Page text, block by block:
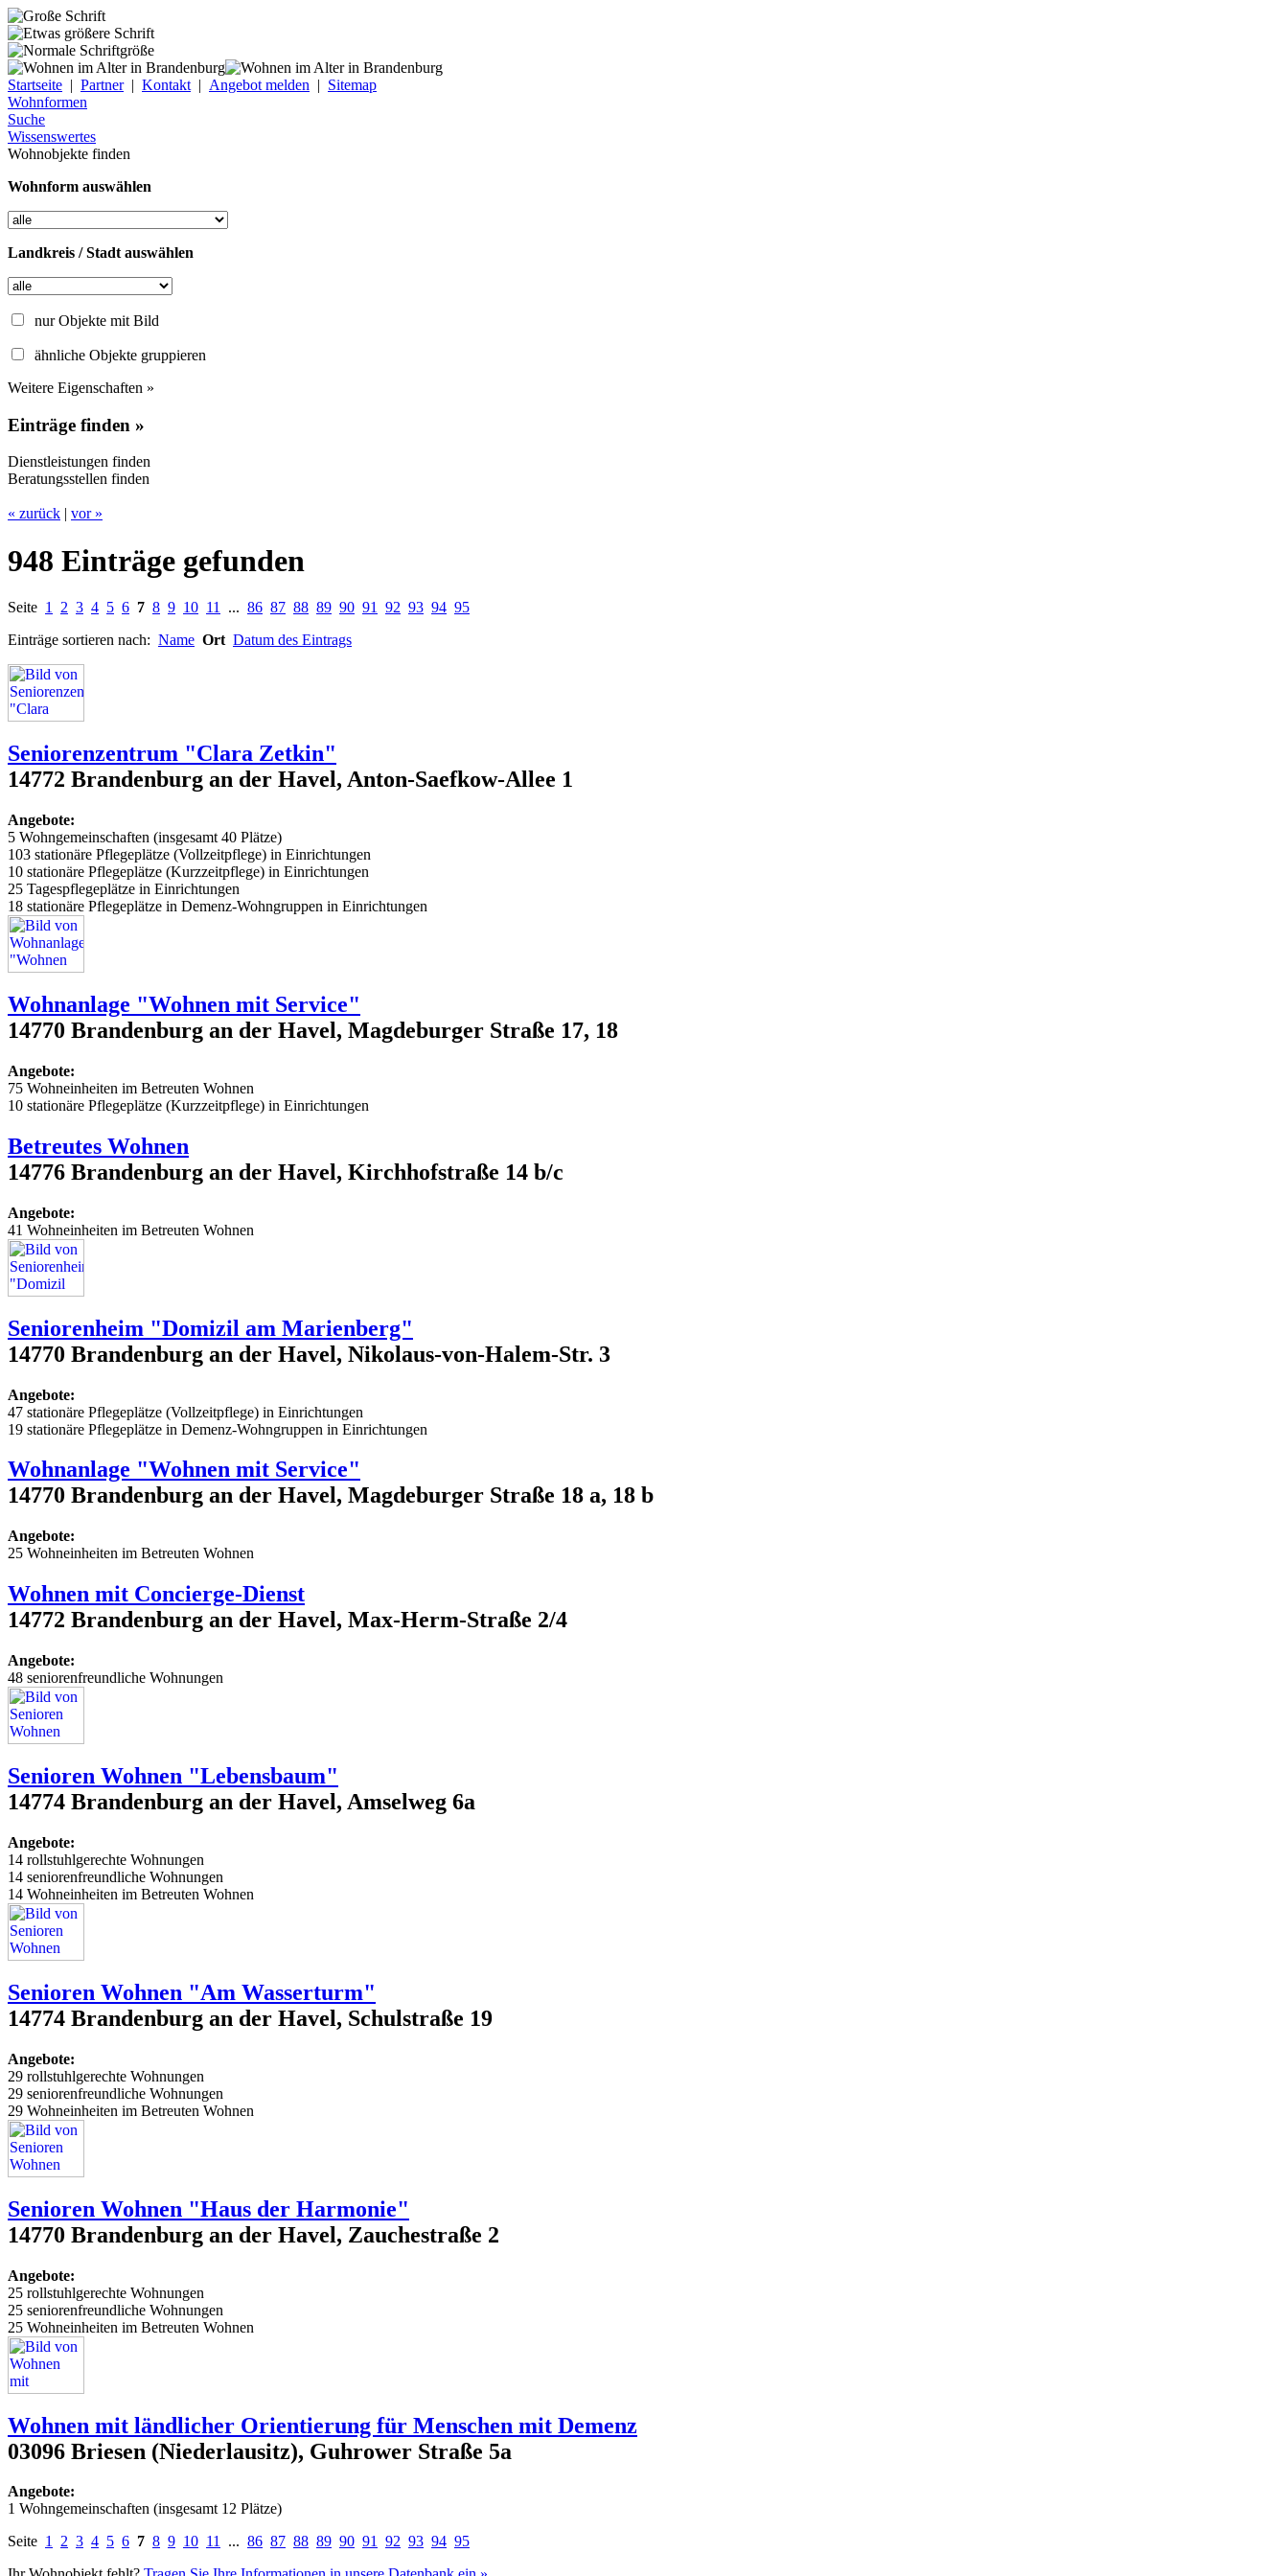
Startseite | Partner| Kontakt | Angebot melden | Sitemap
Wohnformen
Suche
Wissenswertes
Wohnobjekte finden
Wohnform auswählen
Landkreis / Stadt auswählen
nur Objekte mit Bild
ähnliche Objekte gruppieren
Weitere Eigenschaften »
Einträge finden »
Dienstleistungen finden
Beratungsstellen finden
« zurück | vor »
948 Einträge gefunden
Seite 1 2 3 4 5 6 7 8 9 10 11 ... 86 87 88 89 90 91 92 93 94 95
Einträge sortieren nach: Name Ort Datum des Eintrags
Seniorenzentrum "Clara Zetkin"
14772 Brandenburg an der Havel, Anton-Saefkow-Allee 1
Angebote:
5 Wohngemeinschaften (insgesamt 40 Plätze)
103 stationäre Pflegeplätze (Vollzeitpflege) in Einrichtungen
10 stationäre Pflegeplätze (Kurzzeitpflege) in Einrichtungen
25 Tagespflegeplätze in Einrichtungen
18 stationäre Pflegeplätze in Demenz-Wohngruppen in Einrichtungen
Wohnanlage "Wohnen mit Service"
14770 Brandenburg an der Havel, Magdeburger Straße 17, 18
Angebote:
75 Wohneinheiten im Betreuten Wohnen
10 stationäre Pflegeplätze (Kurzzeitpflege) in Einrichtungen
Betreutes Wohnen
14776 Brandenburg an der Havel, Kirchhofstraße 14 b/c
Angebote:
41 Wohneinheiten im Betreuten Wohnen
Seniorenheim "Domizil am Marienberg"
14770 Brandenburg an der Havel, Nikolaus-von-Halem-Str. 3
Angebote:
47 stationäre Pflegeplätze (Vollzeitpflege) in Einrichtungen
19 stationäre Pflegeplätze in Demenz-Wohngruppen in Einrichtungen
Wohnanlage "Wohnen mit Service"
14770 Brandenburg an der Havel, Magdeburger Straße 18 a, 18 b
Angebote:
25 Wohneinheiten im Betreuten Wohnen
Wohnen mit Concierge-Dienst
14772 Brandenburg an der Havel, Max-Herm-Straße 2/4
Angebote:
48 seniorenfreundliche Wohnungen
Senioren Wohnen "Lebensbaum"
14774 Brandenburg an der Havel, Amselweg 6a
Angebote:
14 rollstuhlgerechte Wohnungen
14 seniorenfreundliche Wohnungen
14 Wohneinheiten im Betreuten Wohnen
Senioren Wohnen "Am Wasserturm"
14774 Brandenburg an der Havel, Schulstraße 19
Angebote:
29 rollstuhlgerechte Wohnungen
29 seniorenfreundliche Wohnungen
29 Wohneinheiten im Betreuten Wohnen
Senioren Wohnen "Haus der Harmonie"
14770 Brandenburg an der Havel, Zauchestraße 2
Angebote:
25 rollstuhlgerechte Wohnungen
25 seniorenfreundliche Wohnungen
25 Wohneinheiten im Betreuten Wohnen
Wohnen mit ländlicher Orientierung für Menschen mit Demenz
03096 Briesen (Niederlausitz), Guhrower Straße 5a
Angebote:
1 Wohngemeinschaften (insgesamt 12 Plätze)
Seite 1 2 3 4 5 6 7 8 9 10 11 ... 86 87 88 89 90 91 92 93 94 95